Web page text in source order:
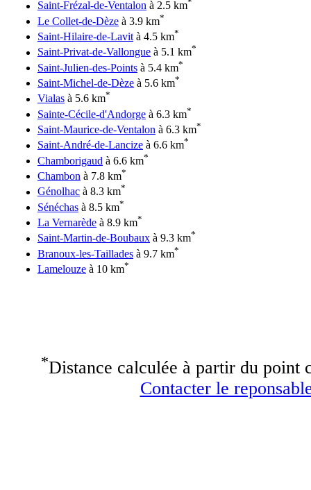
Saint-Frézal-de-Ventalon à 2.5 km
Le Collet-de-Dèze à 3.9 km*
Saint-Hilaire-de-Lavit à 4.5 km*
Saint-Privat-de-Vallongue à 5.1 km*
Saint-Julien-des-Points à 5.4 km*
Saint-Michel-de-Dèze à 5.6 km*
Vialas à 5.6 km*
Sainte-Cécile-d'Andorge à 6.3 km*
Saint-Maurice-de-Ventalon à 6.3 km*
Saint-André-de-Lancize à 6.6 km*
Chamborigaud à 6.6 km*
Chambon à 7.8 km*
Génolhac à 8.3 km*
Sénéchas à 8.5 km*
La Vernarède à 8.9 km*
Saint-Martin-de-Boubaux à 9.3 km*
Branoux-les-Taillades à 9.7 km*
Lamelouze à 10 km*
*Distance calculée à partir du point
Contacter le